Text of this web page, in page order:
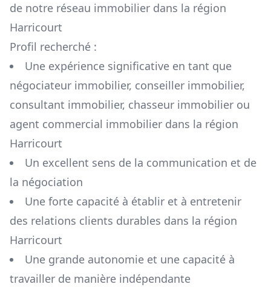
de notre réseau immobilier dans la région
Harricourt
Profil recherché :
Une expérience significative en tant que
négociateur immobilier, conseiller immobilier,
consultant immobilier, chasseur immobilier ou
agent commercial immobilier dans la région
Harricourt
Un excellent sens de la communication et de
la négociation
Une forte capacité à établir et à entretenir
des relations clients durables dans la région
Harricourt
Une grande autonomie et une capacité à
travailler de manière indépendante